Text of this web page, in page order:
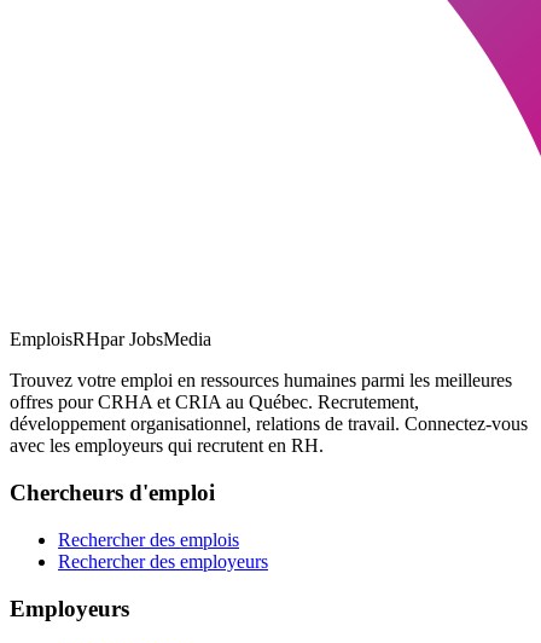
EmploisRHpar JobsMedia
Trouvez votre emploi en ressources humaines parmi les meilleures
offres pour CRHA et CRIA au Québec. Recrutement,
développement organisationnel, relations de travail. Connectez-vous
avec les employeurs qui recrutent en RH.
Chercheurs d'emploi
Rechercher des emplois
Rechercher des employeurs
Employeurs